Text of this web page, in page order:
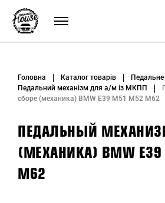
Головна Каталог товарів
Педальний механізм для а/м із МКПП
сборе (механика) BMW E39 M51 M52 M62
ПЕДАЛЬНЫЙ
(МЕХАНИКА) BMW E39
M62